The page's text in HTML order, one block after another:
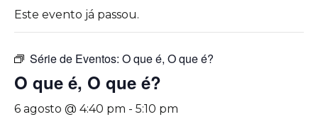
Este evento já passou.
Série de Eventos: O que é, O que é?
O que é, O que é?
6 agosto @ 4:40 pm - 5:10 pm